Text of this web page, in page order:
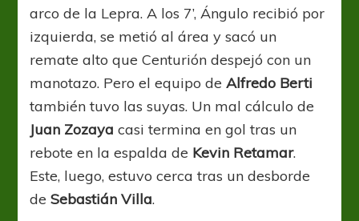
arco de la Lepra. A los 7’, Ángulo recibió por
izquierda, se metió al área y sacó un
remate alto que Centurión despejó con un
manotazo. Pero el equipo deAlfredo Berti
también tuvo las suyas. Un mal cálculo de
Juan Zozaya casi termina en gol tras un
rebote en la espalda de Kevin Retamar.
Este, luego, estuvo cerca tras un desborde
deSebastián Villa.